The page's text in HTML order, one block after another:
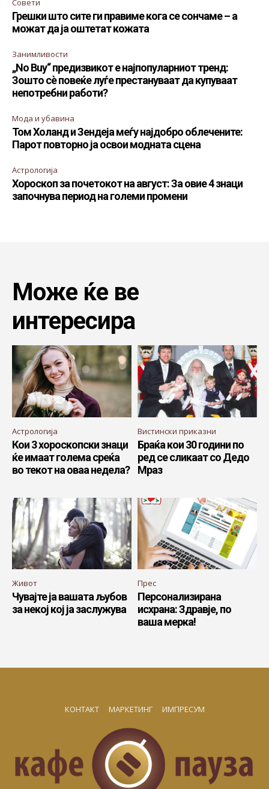
Совети
Грешки што сите ги правиме кога се сончаме – а
можат да ја оштетат кожата
Занимливости
„No Buy“ предизвикот е најпопуларниот тренд:
Зошто сè повеќе луѓе престануваат да купуваат
непотребни работи?
Мода и убавина
Том Холанд и Зендеја меѓу најдобро облечените:
Парот повторно ја освои модната сцена
Астрологија
Хороскоп за почетокот на август: За овие 4 знаци
започнува период на големи промени
Може ќе ве
интересира
Астрологија
Кои 3 хороскопски знаци
ќе имаат голема среќа
во текот на оваа недела?
Вистински приказни
Браќа кои 30 години по
ред се сликаат со Дедо
Мраз
Живот
Чувајте ја вашата љубов
за некој кој ја заслужува
Прес
Персонализирана
исхрана: Здравје, по
ваша мерка!
КОНТАКТ МАРКЕТИНГ ИМПРЕСУМ